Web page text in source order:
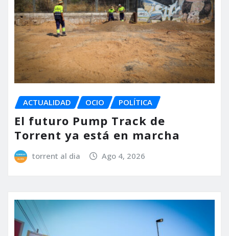
ACTUALIDAD OCIO POLÍTICA
El futuro Pump Track de
Torrent ya está en marcha
torrent al dia Ago 4, 2026